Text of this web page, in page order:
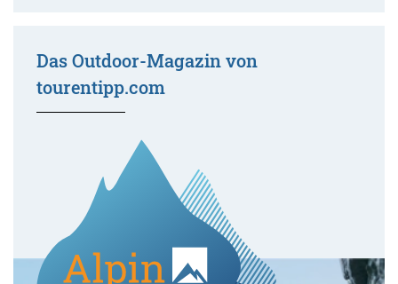
Das Outdoor-Magazin von
tourentipp.com